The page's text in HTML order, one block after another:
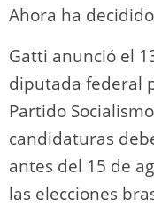
Ahora ha
Gatti anunció el
diputada federal
Partido
candidaturas
antes del 15 de
las elecciones